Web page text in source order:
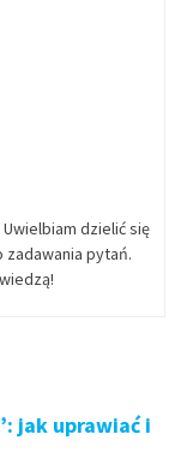
dzielić się
pytań.
jak uprawiać i